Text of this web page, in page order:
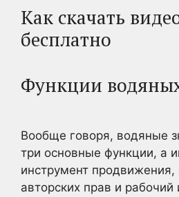
Как скачать
бесплатно
Функции
Вообще говоря, водяные
три основные функции, а
инструмент продвижения,
авторских прав и рабочий